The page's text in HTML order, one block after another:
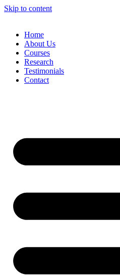
Skip to content
Home
About Us
Courses
Research
Testimonials
Contact